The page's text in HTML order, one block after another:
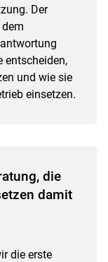
Der
entscheiden,
und wie sie
einsetzen.
die
damit
die erste